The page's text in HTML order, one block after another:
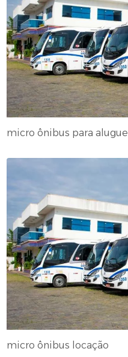
micro ônibus para aluguel
micro ônibus locação